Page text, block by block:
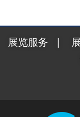
展览服务